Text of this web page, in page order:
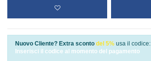
Nuovo Cliente? Extra sconto del 5% usa il codice:
Inserisci il codice al momento del pagamento